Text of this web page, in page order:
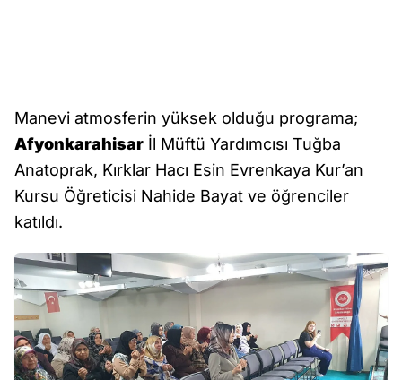
Manevi atmosferin yüksek olduğu programa;
Afyonkarahisar İl Müftü Yardımcısı Tuğba
Anatoprak, Kırklar Hacı Esin Evrenkaya Kur’an
Kursu Öğreticisi Nahide Bayat ve öğrenciler
katıldı.